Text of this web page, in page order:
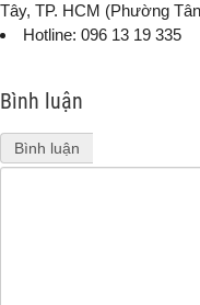
Tây, TP. HCM (Phường
Hotline: 096 13 19 335
Bình luận
Bình luận